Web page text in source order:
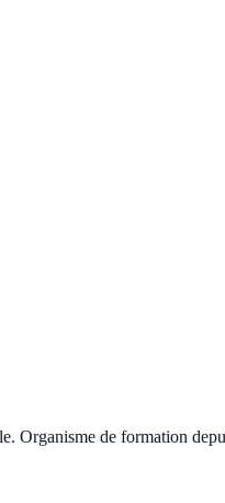
de formation